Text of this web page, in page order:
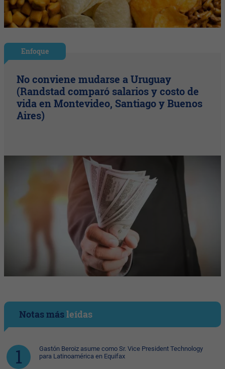
Enfoque
No conviene mudarse a Uruguay
(Randstad comparó salarios y costo de
vida en Montevideo, Santiago y Buenos
Aires)
Notas másleídas
Gastón Beroiz asume como Sr. Vice President Technology
para Latinoamérica en Equifax